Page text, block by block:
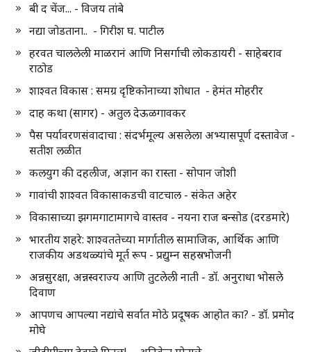
बी द चेंज... - विजय तांबे
नद्या जोडताना.. - गिरीश घ. पाटील
हरवत चाललेली माळरानं आणि निसर्गाची लोकडायरी - साहेबराव
राठोड
शाश्वत विकास : समग्र दृष्टिकोनाच्या शोधात - हेमंत मोहरीर
दाह कथा (सागर) - अतुल देऊळगावकर
पैस पर्यावरणसंवादाचा : संदर्भमूल्य असलेला अभ्यासपूर्ण दस्तावेज -
सतीश लळीत
कलयुग की दहलीज, अज्ञान का रास्ता - सोपान जोशी
गावांची शाश्वत विकासाकडची वाटचाल - संकेत अहेर
विकासाच्या झगमगाटामागचे वास्तव - नयना राज बन्सोड (दरडमारे)
भारतीय शहरे: शाश्वततेच्या मार्गातील सामाजिक, आर्थिक आणि
राजकीय अडथळ्यांचे मूर्त रूप - प्रद्युम्न सहस्रभोजनी
अन्नसुरक्षा, अन्नस्वराज्य आणि तुटलेली नाती - डॉ. अनुराधा भोसले
दिवाण
आपणच आपल्या नद्यांचे सर्वात मोठे प्रदूषक आहोत का? - डॉ. प्रमोद
मोघे